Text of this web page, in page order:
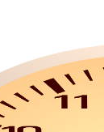
Super Alimenti
Nutrizionista a
Ricette
Ricette Vegane